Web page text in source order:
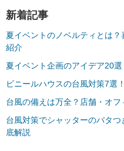
新着記事
夏イベントのノベルティとは
紹介
夏イベント企画のアイデア20
ビニールハウスの台風対策7選
台風の備えは万全？店舗・オ
台風対策でシャッターのバタ
底解説